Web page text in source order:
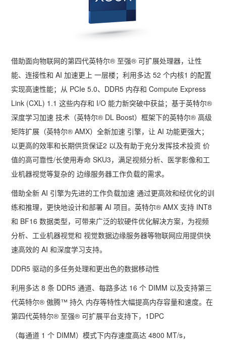
塔式静音通用工作站
借助面向物联网的第四代英特尔® 至强® 可扩展处理器，让性
能、连接性和 AI 加速更上 一层楼；利用多达 52 个内核1 的配置
实现高速性能；从 PCIe 5.0、 DDR5 内存和 Compute Express
Link (CXL) 1.1 这些内存和 I/O 能力新突破中获益；基于英特尔®
深度学习加速 技术（英特尔® DL Boost）框架下的英特尔® 高级
矩阵扩展（英特尔® AMX）全新加速 引擎，让 AI 功能更强大；
以更高的效率和长期供货保证2 以及有助于充分发挥技术投资 价
值的高可靠性/长使用寿命 SKU3，满足视频分析、医学影像和工
业机器视觉等复杂的 边缘服务器工作负载的需求。
借助全新 AI 引擎为先进的工作负载加速 通过更高效和经优化的训
练和推理，更快地设计和部署 AI 项目。英特尔® AMX 支持 INT8
和 BF16 数据类型，可带来广泛的软硬件优化解决方案，为视频
分析、工业机器视觉和 视觉数据边缘服务器等物联网应用提供快
速高效的 AI 和深度学习支持。
DDR5 驱动的多任务处理和更出色的数据移动性
利用多达 8 条 DDR5 通道、每路多达 16 个 DIMM 以及支持第三
代英特尔® 傲腾™ 持久 内存等特性大幅提高内存容量和速度。在
第四代英特尔® 至强® 可扩展平台支持下， 1DPC
（每通道 1 个 DIMM）模式下内存速度高达 4800 MT/s，